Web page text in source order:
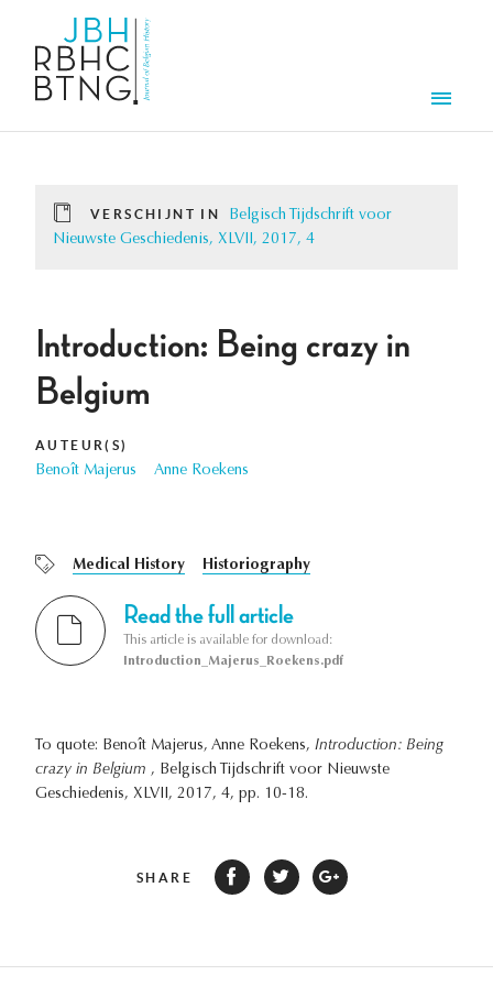
VERSCHIJNT IN
Belgisch Tijdschrift voor
Nieuwste Geschiedenis, XLVII, 2017, 4
Introduction: Being crazy in
Belgium
AUTEUR(S)
Benoît Majerus Anne Roekens
Medical History Historiography
Read the full article
This article is available for download:
Introduction_Majerus_Roekens.pdf
To quote: Benoît Majerus, Anne Roekens, Introduction: Being
crazy in Belgium , Belgisch Tijdschrift voor Nieuwste
Geschiedenis, XLVII, 2017, 4, pp. 10-18.
SHARE